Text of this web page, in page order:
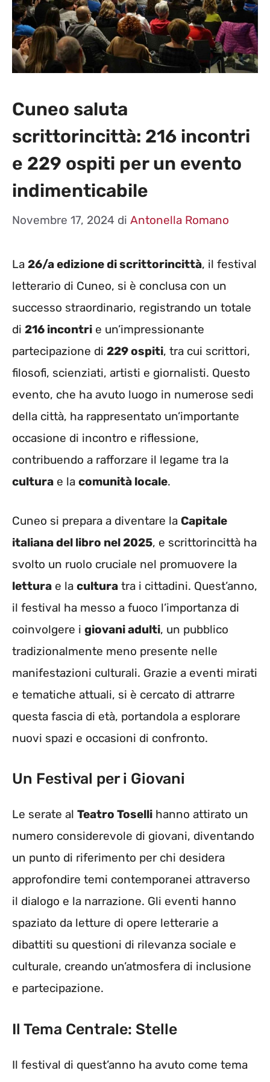
Cuneo saluta
scrittorincittà: 216 incontri
e 229 ospiti per un evento
indimenticabile
Novembre 17, 2024 di Antonella Romano
La 26/a edizione di scrittorincittà, il festival
letterario di Cuneo, si è conclusa con un
successo straordinario, registrando un totale
di 216 incontri e un’impressionante
partecipazione di 229 ospiti, tra cui scrittori,
filosofi, scienziati, artisti e giornalisti. Questo
evento, che ha avuto luogo in numerose sedi
della città, ha rappresentato un’importante
occasione di incontro e riflessione,
contribuendo a rafforzare il legame tra la
cultura e la comunità locale.
Cuneo si prepara a diventare la Capitale
italiana del libro nel 2025, e scrittorincittà ha
svolto un ruolo cruciale nel promuovere la
lettura e la cultura tra i cittadini. Quest’anno,
il festival ha messo a fuoco l’importanza di
coinvolgere i giovani adulti, un pubblico
tradizionalmente meno presente nelle
manifestazioni culturali. Grazie a eventi mirati
e tematiche attuali, si è cercato di attrarre
questa fascia di età, portandola a esplorare
nuovi spazi e occasioni di confronto.
Un Festival per i Giovani
Le serate al Teatro Toselli hanno attirato un
numero considerevole di giovani, diventando
un punto di riferimento per chi desidera
approfondire temi contemporanei attraverso
il dialogo e la narrazione. Gli eventi hanno
spaziato da letture di opere letterarie a
dibattiti su questioni di rilevanza sociale e
culturale, creando un’atmosfera di inclusione
e partecipazione.
Il Tema Centrale: Stelle
Il festival di quest’anno ha avuto come tema